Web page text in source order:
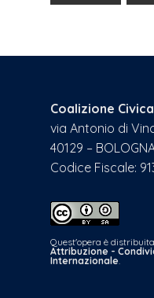
Coalizione
via Antonio di
40129 –
Codice Fiscale:
Quest'opera è
Attribuzione -
Internazionale.